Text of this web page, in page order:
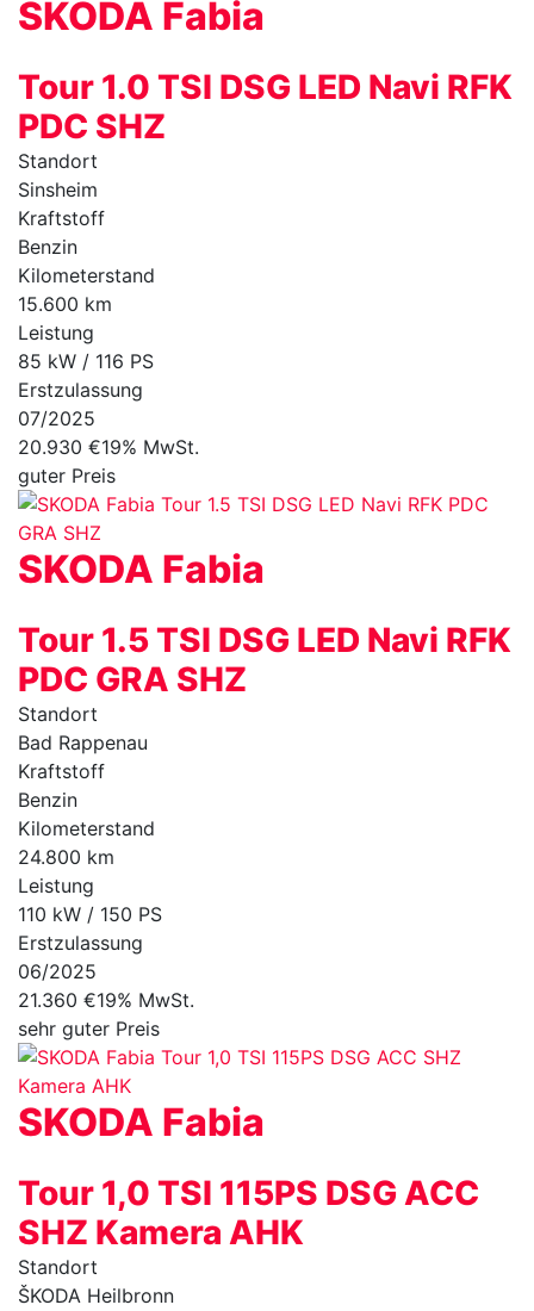
SKODA Fabia
Tour 1.0 TSI DSG LED Navi RFK
PDC SHZ
Standort
Sinsheim
Kraftstoff
Benzin
Kilometerstand
15.600 km
Leistung
85 kW / 116 PS
Erstzulassung
07/2025
20.930 €19% MwSt.
guter Preis
SKODA Fabia
Tour 1.5 TSI DSG LED Navi RFK
PDC GRA SHZ
Standort
Bad Rappenau
Kraftstoff
Benzin
Kilometerstand
24.800 km
Leistung
110 kW / 150 PS
Erstzulassung
06/2025
21.360 €19% MwSt.
sehr guter Preis
SKODA Fabia
Tour 1,0 TSI 115PS DSG ACC
SHZ Kamera AHK
Standort
ŠKODA Heilbronn